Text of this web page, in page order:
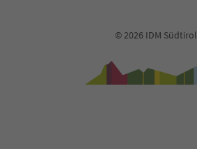
© 2026 IDM Südtirol